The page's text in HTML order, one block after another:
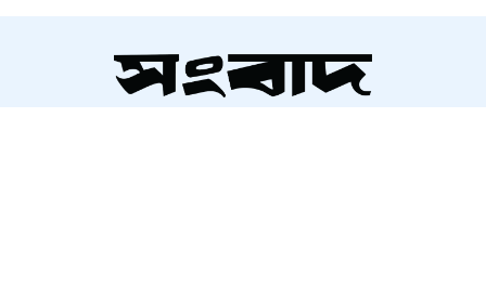
আমদানি